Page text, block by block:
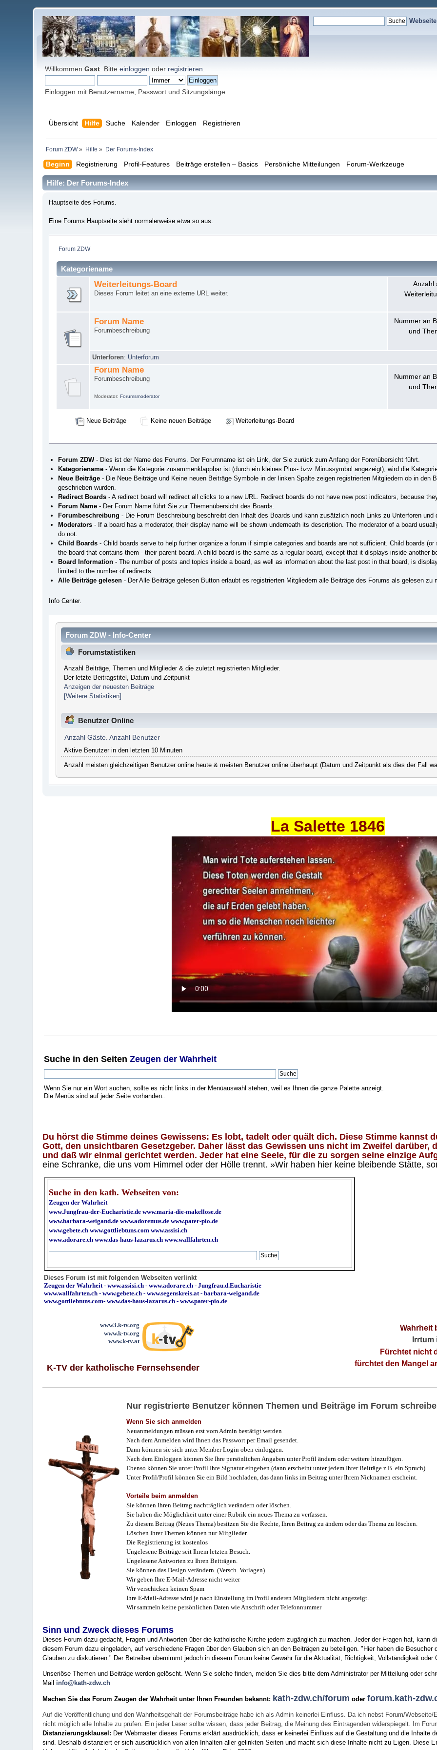
WillkommenGast . Bitteeinloggen oder registrieren
Einloggen mit Benutzername, Passwort und Sitzungslänge
Übersicht Hilfe Suche Kalender Einloggen Registrieren
Forum ZDW» Hilfe » Der Forums-Index
Beginn Registrierung Profil-Features Beiträge erstellen – Basics Persönliche Mitteilungen Forum-Werkzeuge
Hilfe: Der Forums-Index
Hauptseite des Forums.
Eine Forums Hauptseite sieht normalerweise etwa so aus.
Forum ZDW
Kategoriename
Weiterleitungs-Board
Dieses Forum leitet an eine externe URL weiter.
Anzahl
Forum Name
Forumbeschreibung
Nummer an
und
Unterforen: Unterforum
Forum Name
Forumbeschreibung
Moderator: Forumsmoderator
Nummer an
und
Neue Beiträge Keine neuen Beiträge Weiterleitungs-Board
Forum ZDW- Dies ist der Name des Forums. Der Forumname ist ein Link, der Sie zurück zum Anfang der Forenübersicht führt.
Kategoriename - Wenn die Kategorie zusammenklappbar ist (durch ein kleines Plus- bzw. Minussymbol angezeigt), wird die
Neue Beiträge - Die Neue Beiträge und Keine neuen Beiträge Symbole in der linken Spalte zeigen registrierten Mitgliedern ob in den
geschrieben wurden.
Redirect Boards - A redirect board will redirect all clicks to a new URL. Redirect boards do not have new post indicators, because
Forum Name - Der Forum Name führt Sie zur Themenübersicht des Boards.
Forumbeschreibung - Die Forum Beschreibung beschreibt den Inhalt des Boards und kann zusätzlich noch Links zu Unterforen
Moderators - If a board has a moderator, their display name will be shown underneath its description. The moderator of a board
do not.
Child Boards - Child boards serve to help further organize a forum if simple categories and boards are not sufficient. Child boards
the board that contains them - their parent board. A child board is the same as a regular board, except that it displays inside another
Board Information - The number of posts and topics inside a board, as well as information about the last post in that board, is
limited to the number of redirects.
Alle Beiträge gelesen - Der Alle Beiträge gelesen Button erlaubt es registrierten Mitgliedern alle Beiträge des Forums als gelesen zu
Info Center.
Forum ZDW - Info-Center
Forumstatistiken
Anzahl Beiträge, Themen und Mitglieder & die zuletzt registrierten Mitglieder.
Der letzte Beitragstitel, Datum und Zeitpunkt
Anzeigen der neuesten Beiträge
[Weitere Statistiken]
Benutzer Online
Anzahl Gäste. Anzahl Benutzer
Aktive Benutzer in den letzten 10 Minuten
Anzahl meisten gleichzeitigen Benutzer online heute & meisten Benutzer online überhaupt (Datum und Zeitpunkt als dies der Fall
La Salette 1846
Suche in den SeitenZeugen der Wahrheit
Wenn Sie nur ein Wort suchen, sollte es nicht links in der Menüauswahl stehen, weil es Ihnen die ganze Palette anzeigt.
Die Menüs sind auf jeder Seite vorhanden..
Du hörst die Stimme deines Gewissens: Es lobt, tadelt oder quält dich. Diese Stimme kannst
Gott, den unsichtbaren Gesetzgeber. Daher lässt das Gewissen uns nicht im Zweifel
und daß wir einmal gerichtet werden. Jeder hat eine Seele, für die zu sorgen seine einzige
eine Schranke, die uns vom Himmel oder der Hölle trennt. »Wir haben hier keine bleibende Stätte,
Suche in den kath. Webseiten von:
Zeugen der Wahrheit
www.Jungfrau-der-Eucharistie.de www.maria-die-makellose.de
www.barbara-weigand.de www.adoremus.de www.pater-pio.de
www.gebete.ch www.gottliebtuns.com www.assisi.ch
www.adorare.ch www.das-haus-lazarus.ch www.wallfahrten.ch
Dieses Forum ist mit folgenden Webseiten verlinkt
Zeugen der Wahrheit-www.assisi.ch -www.adorare.ch -Jungfrau.d.Eucharistie
www.wallfahrten.ch -www.gebete.ch -www.segenskreis.at-barbara-weigand.de
www.gottliebtuns.com-www.das-haus-lazarus.ch - www.pater-pio.de
www3.k-tv.org
www.k-tv.org
www.k-tv.at
K-TV der katholische Fernsehsender
Wahrheit
Fürchtet nicht
fürchtet den Mangel
Nur registrierte Benutzer können Themen und Beiträge im Forum
Wenn Sie sich anmelden
Neuanmeldungen müssen erst vom Admin bestätigt werden
Nach dem Anmelden wird Ihnen das Passwort per Email gesendet.
Dann können sie sich unter Member Login oben einloggen.
Nach dem Einloggen können Sie Ihre persönlichen Angaben unter Profil ändern oder weitere hinzufügen.
Ebenso können Sie unter Profil Ihre Signatur eingeben (dann erscheint unter jedem Ihrer Beiträge z.B. ein Spruch)
Unter Profil/Profil können Sie ein Bild hochladen, das dann links im Beitrag unter Ihrem Nicknamen erscheint.
Vorteile beim anmelden
Sie können Ihren Beitrag nachträglich verändern oder löschen.
Sie haben die Möglichkeit unter einer Rubrik ein neues Thema zu verfassen.
Zu diesem Beitrag (Neues Thema) besitzen Sie die Rechte, Ihren Beitrag zu ändern oder das Thema zu löschen.
Löschen Ihrer Themen können nur Mitglieder.
Die Registrierung ist kostenlos
Ungelesene Beiträge seit Ihrem letzten Besuch.
Ungelesene Antworten zu Ihren Beiträgen.
Sie können das Design verändern. (Versch. Vorlagen)
Wir geben Ihre E-Mail-Adresse nicht weiter
Wir verschicken keinen Spam
Ihre E-Mail-Adresse wird je nach Einstellung im Profil anderen Mitgliedern nicht angezeigt.
Wir sammeln keine persönlichen Daten wie Anschrift oder Telefonnummer
Sinn und Zweck dieses Forums
Dieses Forum dazu gedacht, Fragen und Antworten über die katholische Kirche jedem zugänglich zu machen. Jeder der Fragen hat, kann
diesem Forum dazu eingeladen, auf verschiedene Fragen über den Glauben sich an den Beiträgen zu beteiligen. "Hier haben die
Glauben zu diskutieren." Der Betreiber übernimmt jedoch in diesem Forum keine Gewähr für die Aktualität, Richtigkeit, Vollständigkeit
Unseriöse Themen und Beiträge werden gelöscht. Wenn Sie solche finden, melden Sie dies bitte dem Administrator per Mitteilung oder
Mail info@kath-zdw.ch
Machen Sie das Forum Zeugen der Wahrheit unter Ihren Freunden bekannt: kath-zdw.ch/forum oderforum.kath-
Auf die Veröffentlichung und den Wahrheitsgehalt der Forumsbeiträge habe ich als Admin keinerlei Einfluss. Da ich nebst Forum/
nicht möglich alle Inhalte zu prüfen. Ein jeder Leser sollte wissen, dass jeder Beitrag, die Meinung des Eintragenden widerspiegelt. Im
Distanzierungsklausel: Der Webmaster dieses Forums erklärt ausdrücklich, dass er keinerlei Einfluss auf die Gestaltung und die Inhalte
sind. Deshalb distanziert er sich ausdrücklich von allen Inhalten aller gelinkten Seiten und macht sich diese Inhalte nicht zu Eigen.
Diese